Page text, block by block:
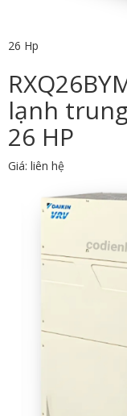
26 Hp
lạnh
26 HP
Giá: liên hệ